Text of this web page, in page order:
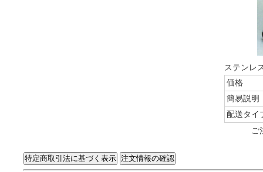
ステンレ
価格
簡易説明
配送タイ
ご